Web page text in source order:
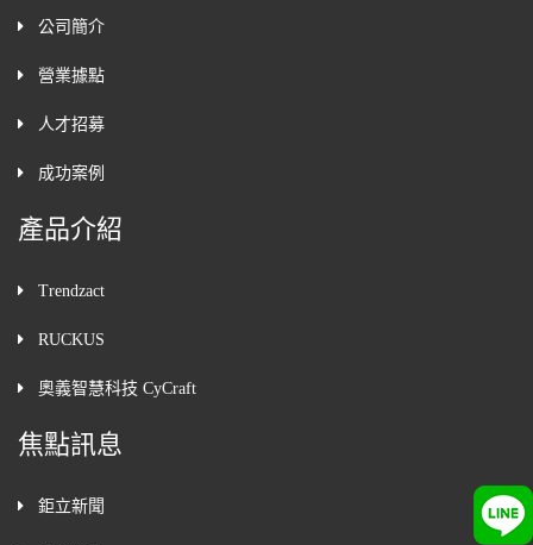
公司簡介
營業據點
人才招募
成功案例
產品介紹
Trendzact
RUCKUS
奧義智慧科技 CyCraft
焦點訊息
鉅立新聞